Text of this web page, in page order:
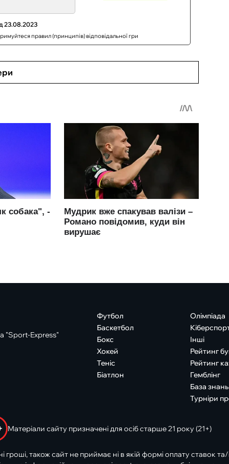
23.08.2023
правил (принципів) відповідальної гри
"Sport-Express"
Футбол
Баскетбол
Бокс
Хокей
Теніс
Біатлон
Олімпіада
Інші
Рейтинг
Рейтинг
Гемблінг
База знань
Турніри
Матеріали сайту призначені для осіб старше 21 року (21+)
також сайт не приймає ні в якій формі оплату ставок та/